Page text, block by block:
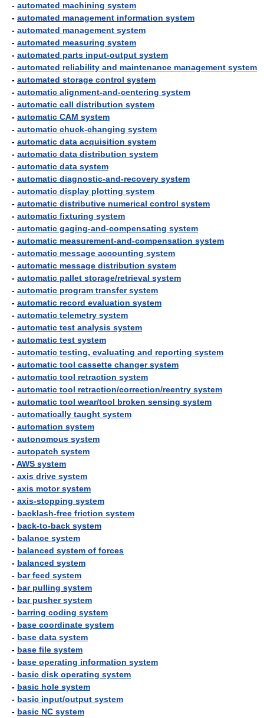
- automated machining system
- automated management information system
- automated management system
- automated measuring system
- automated parts input-output system
- automated reliability and maintenance management system
- automated storage control system
- automatic alignment-and-centering system
- automatic call distribution system
- automatic CAM system
- automatic chuck-changing system
- automatic data acquisition system
- automatic data distribution system
- automatic data system
- automatic diagnostic-and-recovery system
- automatic display plotting system
- automatic distributive numerical control system
- automatic fixturing system
- automatic gaging-and-compensating system
- automatic measurement-and-compensation system
- automatic message accounting system
- automatic message distribution system
- automatic pallet storage/retrieval system
- automatic program transfer system
- automatic record evaluation system
- automatic telemetry system
- automatic test analysis system
- automatic test system
- automatic testing, evaluating and reporting system
- automatic tool cassette changer system
- automatic tool retraction system
- automatic tool retraction/correction/reentry system
- automatic tool wear/tool broken sensing system
- automatically taught system
- automation system
- autonomous system
- autopatch system
-AWS system
- axis drive system
- axis motor system
- axis-stopping system
- backlash-free friction system
- back-to-back system
- balance system
- balanced system of forces
- balanced system
- bar feed system
- bar pulling system
- bar pusher system
- barring coding system
- base coordinate system
- base data system
- base file system
- base operating information system
- basic disk operating system
- basic hole system
- basic input/output system
- basic NC system